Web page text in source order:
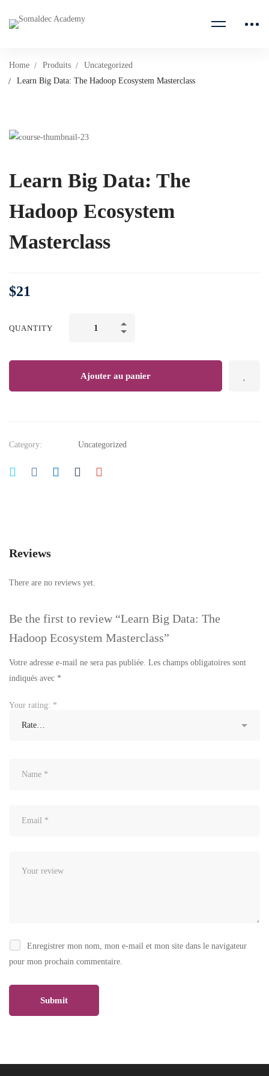
Home Produits
Uncategorized
Learn Big Data: The Hadoop Ecosystem Masterclass
Learn Big Data: The
Hadoop Ecosystem
Masterclass
$21
QUANTITY
Hadoop
Ajouter au panier
Category: Uncategorized
Reviews
There are no reviews yet.
Be the first to review “Learn Big Data: The
Hadoop Ecosystem Masterclass”
Votre adresse e-mail ne sera pas publiée. Les champs obligatoires sont
indiqués avec *
Your rating: *
Enregistrer mon nom, mon e-mail et mon site dans le navigateur
pour mon prochain commentaire.